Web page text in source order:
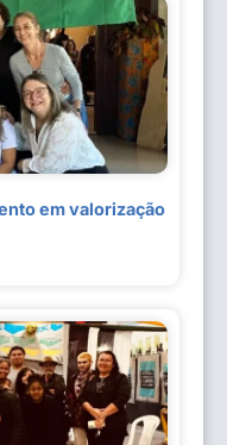
em valorização